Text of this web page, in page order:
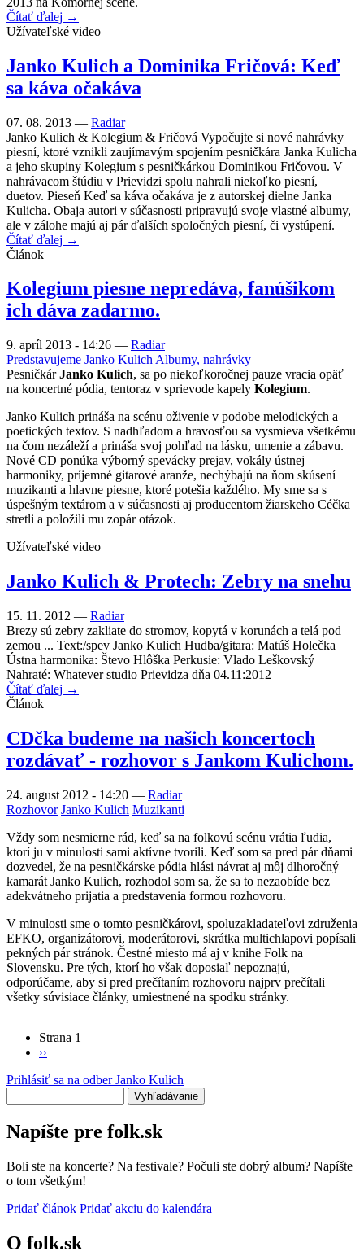
Čítať ďalej →
Užívateľské video
Janko Kulich a Dominika Fričová: Keď
sa káva očakáva
07. 08. 2013 — Radiar
Janko Kulich & Kolegium & Fričová Vypočujte si nové nahrávky
piesní, ktoré vznikli zaujímavým spojením pesničkára Janka Kulicha
a jeho skupiny Kolegium s pesničkárkou Dominikou Fričovou. V
nahrávacom štúdiu v Prievidzi spolu nahrali niekoľko piesní,
duetov. Pieseň Keď sa káva očakáva je z autorskej dielne Janka
Kulicha. Obaja autori v súčasnosti pripravujú svoje vlastné albumy,
ale v zálohe majú aj pár ďalších spoločných piesní, či vystúpení.
Čítať ďalej →
Článok
Kolegium piesne nepredáva, fanúšikom
ich dáva zadarmo.
9. apríl 2013 - 14:26 — Radiar
Predstavujeme Janko Kulich Albumy, nahrávky
PesničkárJanko Kulich, sa po niekoľkoročnej pauze vracia opäť
na koncertné pódia, tentoraz v sprievode kapely Kolegium.
Janko Kulich prináša na scénu oživenie v podobe melodických a
poetických textov. S nadhľadom a hravosťou sa vysmieva všetkému
na čom nezáleží a prináša svoj pohľad na lásku, umenie a zábavu.
Nové CD ponúka výborný spevácky prejav, vokály ústnej
harmoniky, príjemné gitarové aranže, nechýbajú na ňom skúsení
muzikanti a hlavne piesne, ktoré potešia každého. My sme sa s
úspešným textárom a v súčasnosti aj producentom žiarskeho Céčka
stretli a položili mu zopár otázok.
Užívateľské video
Janko Kulich & Protech: Zebry na snehu
15. 11. 2012 — Radiar
Brezy sú zebry zakliate do stromov, kopytá v korunách a telá pod
zemou ... Text:/spev Janko Kulich Hudba/gitara: Matúš Holečka
Ústna harmonika: Števo Hlôška Perkusie: Vlado Leškovský
Nahraté: Whatever studio Prievidza dňa 04.11:2012
Čítať ďalej →
Článok
CDčka budeme na našich koncertoch
rozdávať - rozhovor s Jankom Kulichom.
24. august 2012 - 14:20 — Radiar
Rozhovor Janko Kulich Muzikanti
Vždy som nesmierne rád, keď sa na folkovú scénu vrátia ľudia,
ktorí ju v minulosti sami aktívne tvorili. Keď som sa pred pár dňami
dozvedel, že na pesničkárske pódia hlási návrat aj môj dlhoročný
kamarát Janko Kulich, rozhodol som sa, že sa to nezaobíde bez
adekvátneho prijatia a predstavenia formou rozhovoru.
V minulosti sme o tomto pesničkárovi, spoluzakladateľovi združenia
EFKO, organizátorovi, moderátorovi, skrátka multichlapovi popísali
pekných pár stránok. Čestné miesto má aj v knihe Folk na
Slovensku. Pre tých, ktorí ho však doposiaľ nepoznajú,
odporúčame, aby si pred prečítaním rozhovoru najprv prečítali
všetky súvisiace články, umiestnené na spodku stránky.
Stránkovanie
Strana 1
Ďalšia
››
Prihlásiť sa na odber Janko Kulich
Napíšte pre folk.sk
Boli ste na koncerte? Na festivale? Počuli ste dobrý album? Napíšte
o tom všetkým!
Pridať článok Pridať akciu do kalendára
O folk.sk